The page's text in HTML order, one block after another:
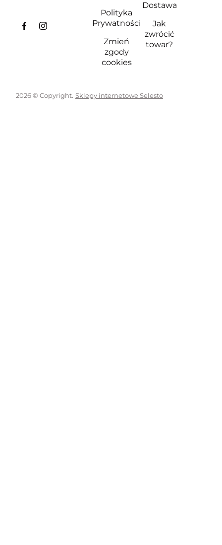
Polityka
Prywatności
Zmień
zgody
cookies
Dostawa
Jak
zwrócić
towar?
2026 © Copyright. Sklepy internetowe Selesto